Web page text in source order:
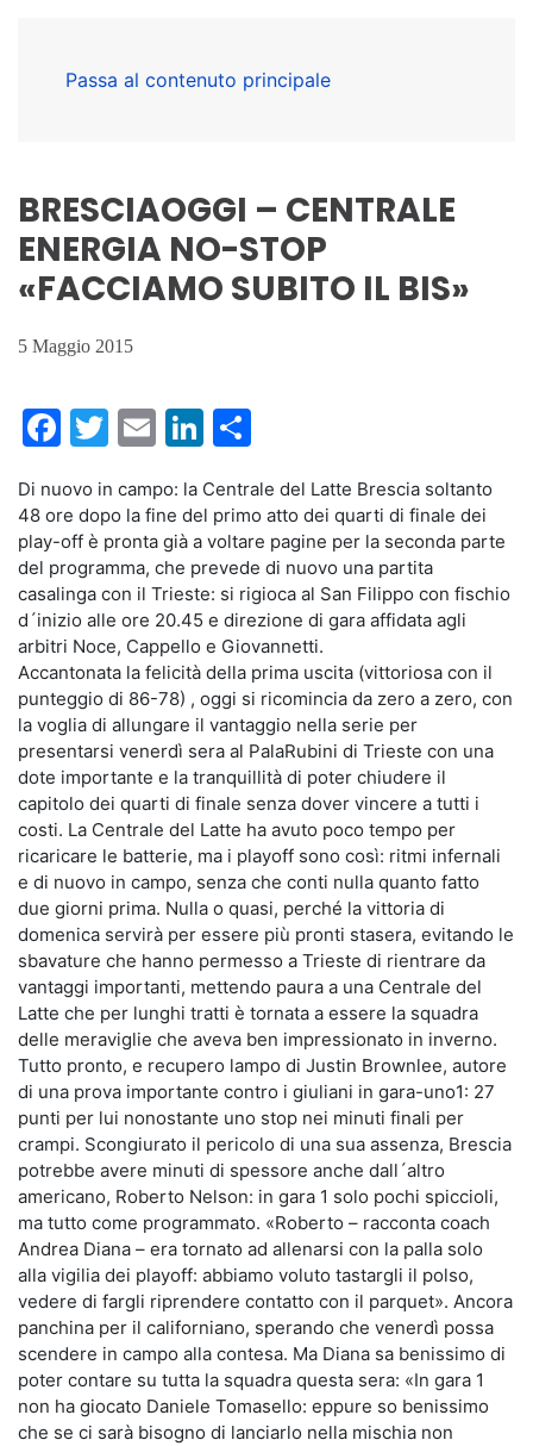
Passa al contenuto principale
BRESCIAOGGI – CENTRALE
ENERGIA NO-STOP
«FACCIAMO SUBITO IL BIS»
5 Maggio 2015
Facebook
Twitter
EmailLinkedIn
Di nuovo in campo: la Centrale del Latte Brescia soltanto
48 ore dopo la fine del primo atto dei quarti di finale dei
play-off è pronta già a voltare pagine per la seconda parte
del programma, che prevede di nuovo una partita
casalinga con il Trieste: si rigioca al San Filippo con fischio
d´inizio alle ore 20.45 e direzione di gara affidata agli
arbitri Noce, Cappello e Giovannetti.
Accantonata la felicità della prima uscita (vittoriosa con il
punteggio di 86-78) , oggi si ricomincia da zero a zero, con
la voglia di allungare il vantaggio nella serie per
presentarsi venerdì sera al PalaRubini di Trieste con una
dote importante e la tranquillità di poter chiudere il
capitolo dei quarti di finale senza dover vincere a tutti i
costi. La Centrale del Latte ha avuto poco tempo per
ricaricare le batterie, ma i playoff sono così: ritmi infernali
e di nuovo in campo, senza che conti nulla quanto fatto
due giorni prima. Nulla o quasi, perché la vittoria di
domenica servirà per essere più pronti stasera, evitando le
sbavature che hanno permesso a Trieste di rientrare da
vantaggi importanti, mettendo paura a una Centrale del
Latte che per lunghi tratti è tornata a essere la squadra
delle meraviglie che aveva ben impressionato in inverno.
Tutto pronto, e recupero lampo di Justin Brownlee, autore
di una prova importante contro i giuliani in gara-uno1: 27
punti per lui nonostante uno stop nei minuti finali per
crampi. Scongiurato il pericolo di una sua assenza, Brescia
potrebbe avere minuti di spessore anche dall´altro
americano, Roberto Nelson: in gara 1 solo pochi spiccioli,
ma tutto come programmato. «Roberto – racconta coach
Andrea Diana – era tornato ad allenarsi con la palla solo
alla vigilia dei playoff: abbiamo voluto tastargli il polso,
vedere di fargli riprendere contatto con il parquet». Ancora
panchina per il californiano, sperando che venerdì possa
scendere in campo alla contesa. Ma Diana sa benissimo di
poter contare su tutta la squadra questa sera: «In gara 1
non ha giocato Daniele Tomasello: eppure so benissimo
che se ci sarà bisogno di lanciarlo nella mischia non